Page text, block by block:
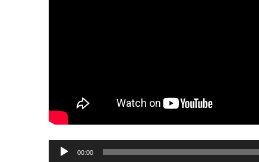
Tocador
00:00